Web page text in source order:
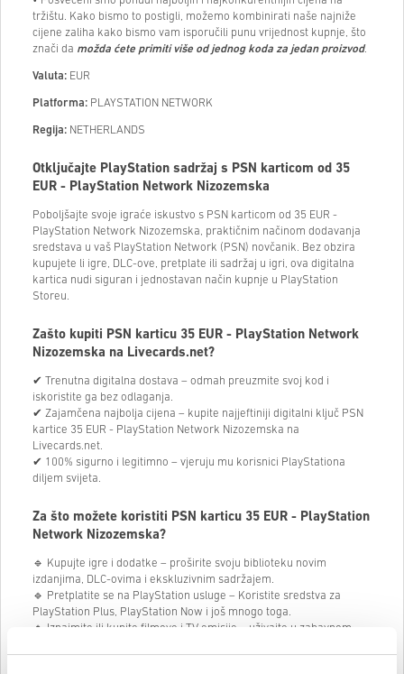
tržištu. Kako bismo to postigli, možemo kombinirati naše najniže
cijene zaliha kako bismo vam isporučili punu vrijednost kupnje, što
znači da možda ćete primiti više od jednog koda za jedan proizvod.
Valuta: EUR
Platforma: PLAYSTATION NETWORK
Regija: NETHERLANDS
Otključajte PlayStation sadržaj s PSN karticom od 35
EUR - PlayStation Network Nizozemska
Poboljšajte svoje igraće iskustvo s PSN karticom od 35 EUR -
PlayStation Network Nizozemska, praktičnim načinom dodavanja
sredstava u vaš PlayStation Network (PSN) novčanik. Bez obzira
kupujete li igre, DLC-ove, pretplate ili sadržaj u igri, ova digitalna
kartica nudi siguran i jednostavan način kupnje u PlayStation
Storeu.
Zašto kupiti PSN karticu 35 EUR - PlayStation Network
Nizozemska na Livecards.net?
✔ Trenutna digitalna dostava – odmah preuzmite svoj kod i
iskoristite ga bez odlaganja.
✔ Zajamčena najbolja cijena – kupite najjeftiniji digitalni ključ PSN
kartice 35 EUR - PlayStation Network Nizozemska na
Livecards.net.
✔ 100% sigurno i legitimno – vjeruju mu korisnici PlayStationa
diljem svijeta.
Za što možete koristiti PSN karticu 35 EUR - PlayStation
Network Nizozemska?
🔹 Kupujte igre i dodatke – proširite svoju biblioteku novim
izdanjima, DLC-ovima i ekskluzivnim sadržajem.
🔹 Pretplatite se na PlayStation usluge – Koristite sredstva za
PlayStation Plus, PlayStation Now i još mnogo toga.
🔹 Iznajmite ili kupite filmove i TV emisije – uživajte u zabavnom